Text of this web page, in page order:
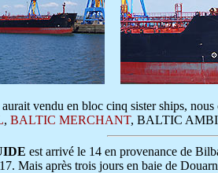
vendu en bloc cinq sister ships,
, BALTIC MERCHANT, BALTIC
est arrivé le 14 en provenance de
Mais après trois jours en baie de